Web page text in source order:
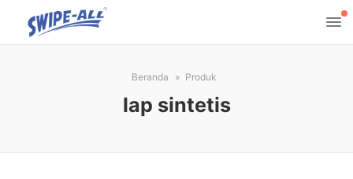
Beranda Produk
lap sintetis